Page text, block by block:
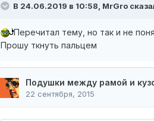
В 24.06.2019 в 10:58, MrGro
Перечитал тему, но так и не
Прошу ткнуть пальцем